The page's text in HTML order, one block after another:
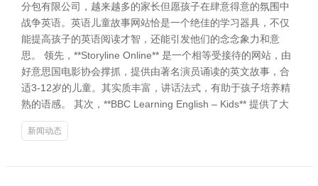
分包有限公司，越来越多的家长但愿孩子在肆意得意的氛围中
战争英语。英语儿童故事网站恰是一个绝佳的学习器具，不仅
能提高孩子的英语阅读才智，还能引发他们的念念象力和意
思。 领先，**Storyline Online** 是一个相等受接待的网站，由
好意思国电影协会撑抓，提供由著名演员诵读的英文故事，合
适3-12岁的儿童。其实质丰富，讲话法式，有助于孩子培养精
熟的语感。 其次，**BBC Learning English – Kids** 提供了大
新闻动态